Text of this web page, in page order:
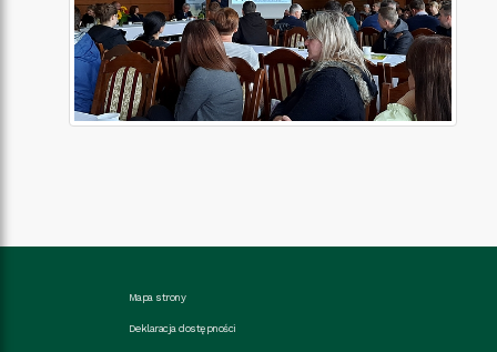
Mapa strony
Deklaracja dostępności